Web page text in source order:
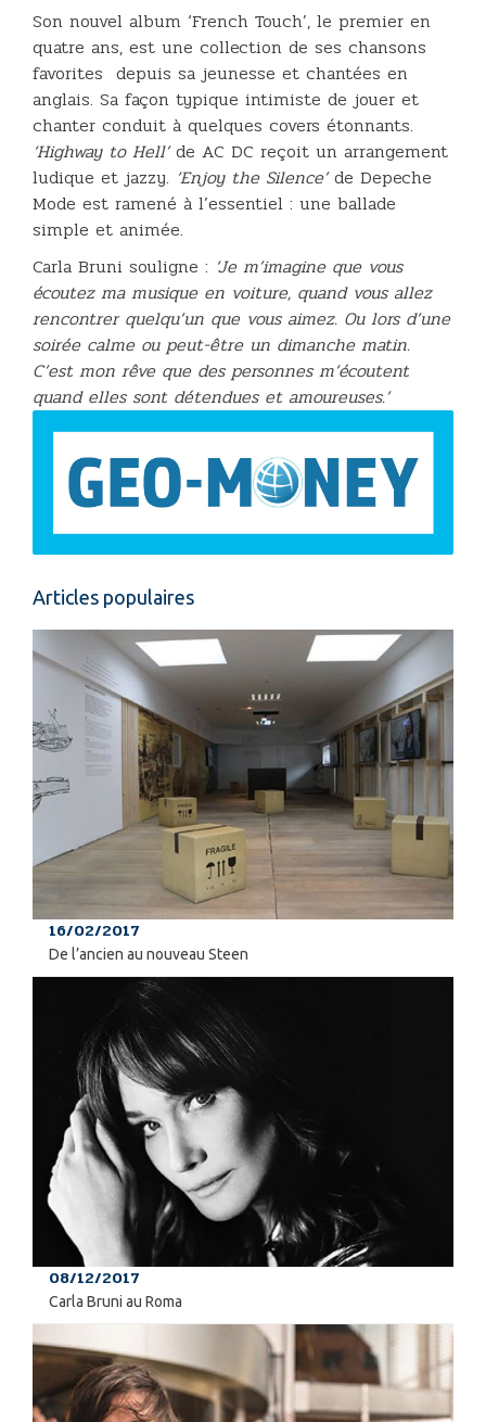
Son nouvel album ‘French Touch’, le premier en
quatre ans, est une collection de ses chansons
favorites depuis sa jeunesse et chantées en
anglais. Sa façon typique intimiste de jouer et
chanter conduit à quelques covers étonnants.
‘Highway to Hell’de AC DC reçoit un arrangement
ludique et jazzy. ‘Enjoy the Silence’de Depeche
Mode est ramené à l’essentiel : une ballade
simple et animée.
Carla Bruni souligne : ‘Je m’imagine que vous
écoutez ma musique en voiture, quand vous allez
rencontrer quelqu’un que vous aimez. Ou lors d’une
soirée calme ou peut-être un dimanche matin.
C’est mon rêve que des personnes m’écoutent
quand elles sont détendues et amoureuses.’
Articles populaires
16/02/2017
De l’ancien au nouveau Steen
08/12/2017
Carla Bruni au Roma